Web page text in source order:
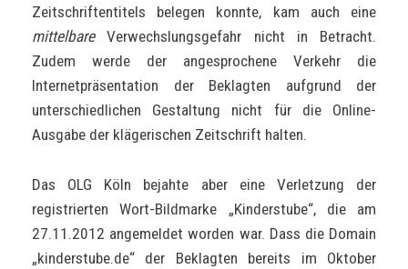
Zeitschriftentitels belegen konnte, kam auch eine
mittelbareVerwechslungsgefahr nicht in Betracht.
Zudem werde der angesprochene Verkehr die
Internetpräsentation der Beklagten aufgrund der
unterschiedlichen Gestaltung nicht für die Online-
Ausgabe der klägerischen Zeitschrift halten.
Das OLG Köln bejahte aber eine Verletzung der
registrierten Wort-Bildmarke „Kinderstube“, die am
27.11.2012 angemeldet worden war. Dass die Domain
„kinderstube.de“ der Beklagten bereits im Oktober